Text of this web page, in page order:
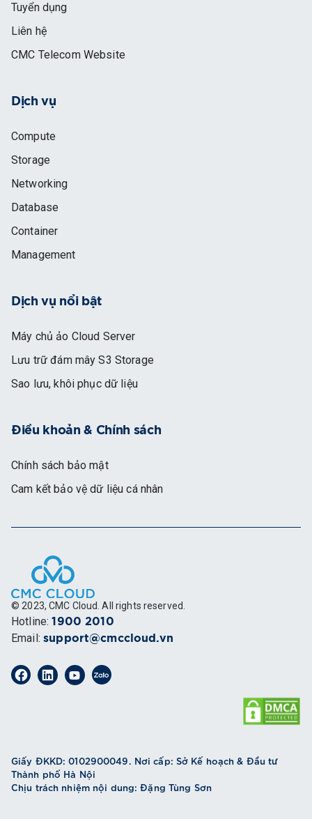
Tuyển dụng
Liên hệ
CMC Telecom Website
Dịch vụ
Compute
Storage
Networking
Database
Container
Management
Dịch vụ nổi bật
Máy chủ ảo Cloud Server
Lưu trữ đám mây S3 Storage
Sao lưu, khôi phục dữ liệu
Điều khoản & Chính sách
Chính sách bảo mật
Cam kết bảo vệ dữ liệu cá nhân
© 2023, CMC Cloud. All rights reserved.
Hotline: 1900 2010
Email: support@cmccloud.vn
Giấy ĐKKD: 0102900049. Nơi cấp: Sở Kế hoạch & Đầu tư
Thành phố Hà Nội
Chịu trách nhiệm nội dung: Đặng Tùng Sơn